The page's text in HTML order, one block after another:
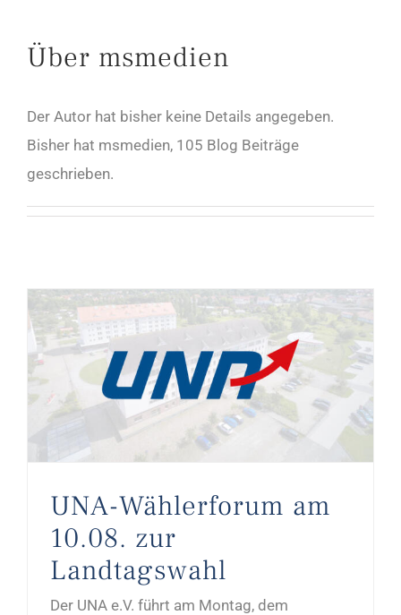
Über msmedien
Der Autor hat bisher keine Details angegeben.
Bisher hat msmedien, 105 Blog Beiträge
geschrieben.
UNA-Wählerforum am
10.08. zur
Landtagswahl
Der UNA e.V. führt am Montag, dem